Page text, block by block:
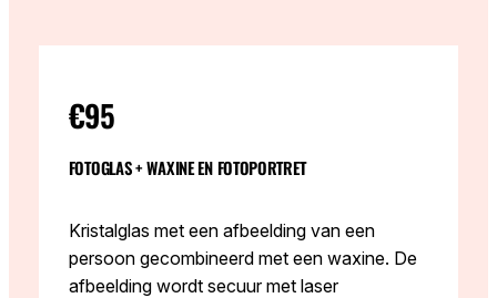
€95
FOTOGLAS + WAXINE EN FOTOPORTRET
Kristalglas met een afbeelding van een
persoon gecombineerd met een waxine. De
afbeelding wordt secuur met laser